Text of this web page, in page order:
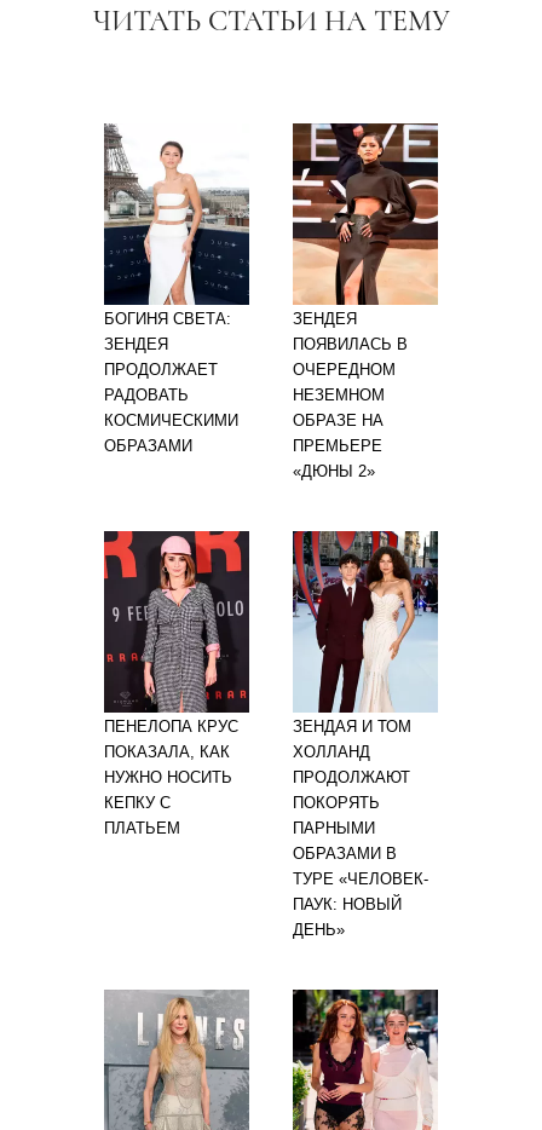
ЧИТАТЬ СТАТЬИ НА ТЕМУ
БОГИНЯ СВЕТА:
ЗЕНДЕЯ
ПРОДОЛЖАЕТ
РАДОВАТЬ
КОСМИЧЕСКИМИ
ОБРАЗАМИ
ЗЕНДЕЯ
ПОЯВИЛАСЬ В
ОЧЕРЕДНОМ
НЕЗЕМНОМ
ОБРАЗЕ НА
ПРЕМЬЕРЕ
«ДЮНЫ 2»
ПЕНЕЛОПА КРУС
ПОКАЗАЛА, КАК
НУЖНО НОСИТЬ
КЕПКУ С
ПЛАТЬЕМ
ЗЕНДАЯ И ТОМ
ХОЛЛАНД
ПРОДОЛЖАЮТ
ПОКОРЯТЬ
ПАРНЫМИ
ОБРАЗАМИ В
ТУРЕ «ЧЕЛОВЕК-
ПАУК: НОВЫЙ
ДЕНЬ»